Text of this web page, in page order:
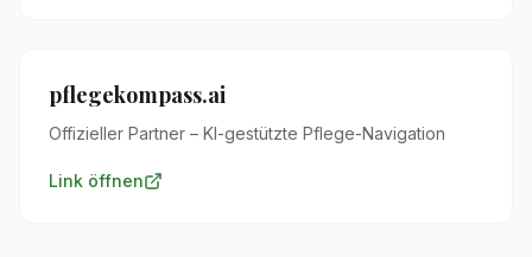
pflegekompass.ai
Offizieller Partner – KI-gestützte Pflege-Navigation
Link öffnen